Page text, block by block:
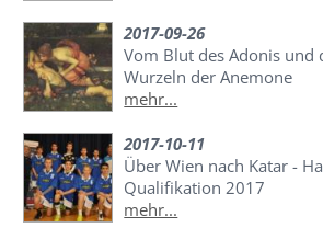
2017-09-26
Vom Blut des Adonis und
Wurzeln der Anemone
mehr...
2017-10-11
Über Wien nach Katar -
Qualifikation 2017
mehr...